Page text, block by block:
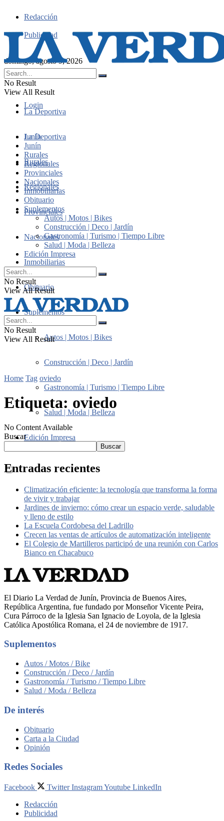
Redacción
Publicidad
domingo, agosto 9, 2026
Login
No Result
View All Result
La Deportiva
Junín
Rurales
Regionales
Provinciales
Nacionales
Inmobiliarias
Obituario
Suplementos
Autos | Motos | Bikes
Construcción | Deco | Jardín
Gastronomía | Turismo | Tiempo Libre
Salud | Moda | Belleza
Edición Impresa
La Deportiva
Junín
Rurales
Regionales
Provinciales
Nacionales
Inmobiliarias
Obituario
Suplementos
Autos | Motos | Bikes
Construcción | Deco | Jardín
Gastronomía | Turismo | Tiempo Libre
Salud | Moda | Belleza
Edición Impresa
No Result
View All Result
No Result
View All Result
Home Tag oviedo
Etiqueta: oviedo
No Content Available
Buscar
Buscar
Entradas recientes
Climatización eficiente: la tecnología que transforma la forma
de vivir y trabajar
Jardines de invierno: cómo crear un espacio verde, saludable
y lleno de estilo
La Escuela Cordobesa del Ladrillo
Crecen las ventas de artículos de automatización inteligente
El Colegio de Martilleros participó de una reunión con Carlos
Bianco en Chacabuco
El Diario La Verdad de Junín, Provincia de Buenos Aires,
República Argentina, fue fundado por Monseñor Vicente Peira,
Cura Párroco de la Iglesia San Ignacio de Loyola, de la Iglesia
Católica Apostólica Romana, el 24 de noviembre de 1917.
Suplementos
Autos / Motos / Bike
Construcción / Deco / Jardín
Gastronomía / Turismo / Tiempo Libre
Salud / Moda / Belleza
De interés
Obituario
Carta a la Ciudad
Opinión
Redes Sociales
Facebook Twitter InstagramYoutube LinkedIn
Redacción
Publicidad